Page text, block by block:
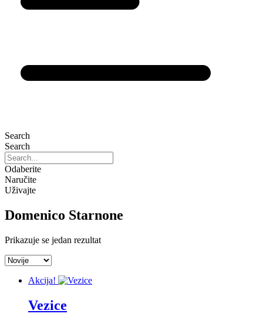
Search
Search
Odaberite
Naručite
Uživajte
Domenico Starnone
Prikazuje se jedan rezultat
Akcija!
Vezice